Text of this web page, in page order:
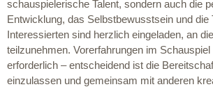
schauspielerische Talent, sondern auch die
Entwicklung, das Selbstbewusstsein und die
Interessierten sind herzlich eingeladen, an
teilzunehmen. Vorerfahrungen im
erforderlich – entscheidend ist die
einzulassen und gemeinsam mit anderen